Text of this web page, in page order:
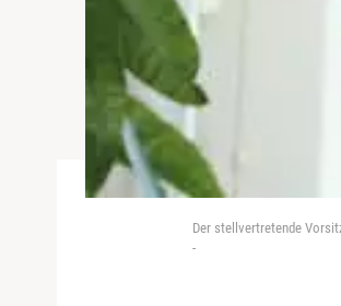
Der stellvertretende
-